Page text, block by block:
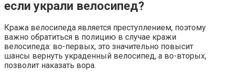
если украли велосипед?
Кража велосипеда является преступлением, поэтому
важно обратиться в полицию в случае кражи
велосипеда: во-первых, это значительно повысит
шансы вернуть украденный велосипед, а во-вторых,
позволит наказать вора.